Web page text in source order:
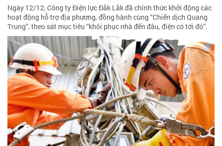
Ngày 12/12, Công ty Điện lực Đắk Lắk đã chính thức khởi động các
hoạt động hỗ trợ địa phương, đồng hành cùng “Chiến dịch Quang
Trung”, theo sát mục tiêu “khôi phục nhà đến đâu, điện có tới đó”.